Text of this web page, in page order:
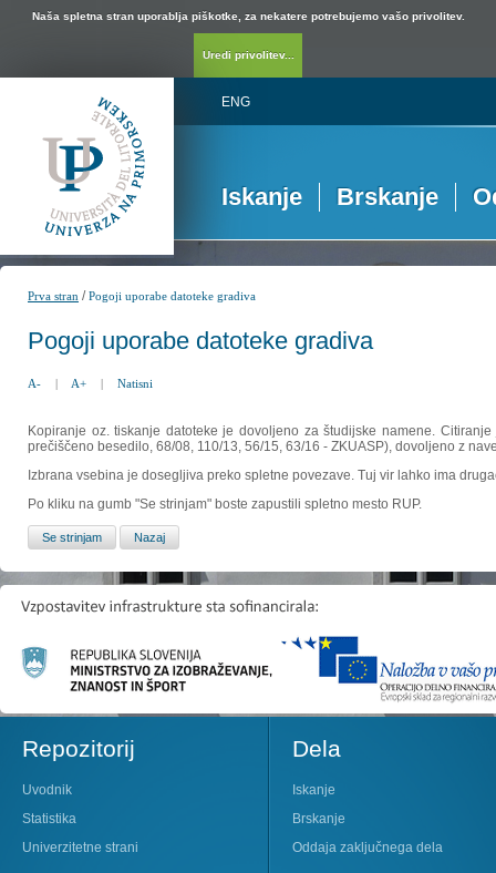
Naša spletna stran uporablja piškotke, za nekatere potrebujemo vašo privolitev.
Uredi privolitev...
ENG
Iskanje Brskanje
Prva stran /Pogoji uporabe datoteke gradiva
Pogoji uporabe datoteke gradiva
A- | A+ | Natisni
Kopiranje oz. tiskanje datoteke je dovoljeno za študijske namene.
prečiščeno besedilo, 68/08, 110/13, 56/15, 63/16 - ZKUASP), dovoljeno z
Izbrana vsebina je dosegljiva preko spletne povezave. Tuj vir lahko ima
Po kliku na gumb "Se strinjam" boste zapustili spletno mesto RUP.
Repozitorij
Uvodnik
Statistika
Univerzitetne strani
Dela
Iskanje
Brskanje
Oddaja zaključnega dela